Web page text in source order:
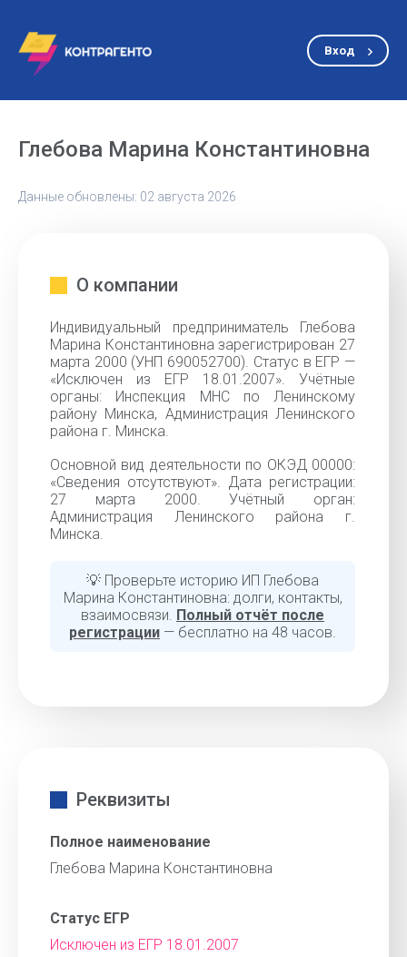
Вход
Глебова Марина Константиновна
Данные обновлены: 02 августа 2026
О компании
Индивидуальный предприниматель Глебова
Марина Константиновна зарегистрирован 27
марта 2000 (УНП 690052700). Статус в ЕГР —
«Исключен из ЕГР 18.01.2007». Учётные
органы: Инспекция МНС по Ленинскому
району Минска, Администрация Ленинского
района г. Минска.
Основной вид деятельности по ОКЭД 00000:
«Cведения отсутствуют». Дата регистрации:
27 марта 2000. Учётный орган:
Администрация Ленинского района г.
Минска.
💡 Проверьте историю ИП Глебова
Марина Константиновна: долги, контакты,
взаимосвязи. Полный отчёт после
регистрации — бесплатно на 48 часов.
Реквизиты
Полное наименование
Глебова Марина Константиновна
Статус ЕГР
Исключен из ЕГР 18.01.2007